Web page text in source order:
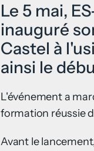
Le 5 mai,
inauguré
Castel à
ainsi le
L'événement a
formation réussie
Avant le